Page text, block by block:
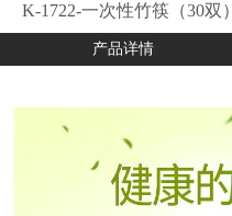
K-1722-一次性竹筷（30双）
产品详情